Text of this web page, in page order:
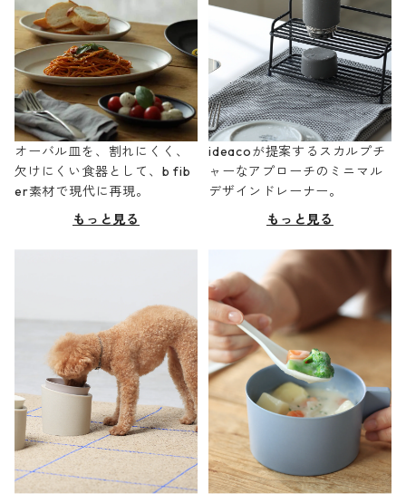
オーバル皿を、割れにくく、
欠けにくい食器として、b fib
er素材で現代に再現。
もっと見る
ideacoが提案するスカルプチ
ャーなアプローチのミニマル
デザインドレーナー。
もっと見る